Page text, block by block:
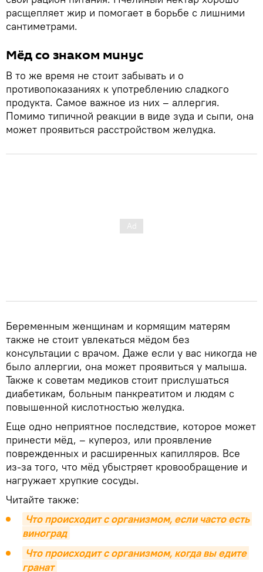
расщепляет жир и помогает в борьбе с лишними
сантиметрами.
Мёд со знаком минус
В то же время не стоит забывать и о
противопоказаниях к употреблению сладкого
продукта. Самое важное из них – аллергия.
Помимо типичной реакции в виде зуда и сыпи, она
может проявиться расстройством желудка.
Беременным женщинам и кормящим матерям
также не стоит увлекаться мёдом без
консультации с врачом. Даже если у вас никогда не
было аллергии, она может проявиться у малыша.
Также к советам медиков стоит прислушаться
диабетикам, больным панкреатитом и людям с
повышенной кислотностью желудка.
Еще одно неприятное последствие, которое может
принести мёд, – купероз, или проявление
поврежденных и расширенных капилляров. Все
из-за того, что мёд убыстряет кровообращение и
нагружает хрупкие сосуды.
Читайте также:
Что происходит с организмом, если часто есть
виноград
Что происходит с организмом, когда вы едите
гранат